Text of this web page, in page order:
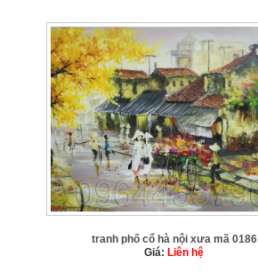
tranh phố cổ hà nội xưa mã 0186
Giá: Liên hệ